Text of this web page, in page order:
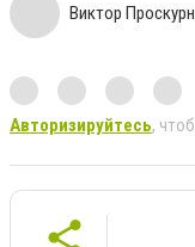
Виктор
Авторизируйтесь,